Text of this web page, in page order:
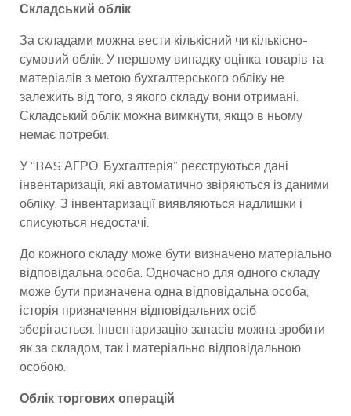
Складський облік
За складами можна вести кількісний чи кількісно-
сумовий облік. У першому випадку оцінка товарів та
матеріалів з метою бухгалтерського обліку не
залежить від того, з якого складу вони отримані.
Складський облік можна вимкнути, якщо в ньому
немає потреби.
У “BAS АГРО. Бухгалтерія” реєструються дані
інвентаризації, які автоматично звіряються із даними
обліку. З інвентаризації виявляються надлишки і
списуються недостачі.
До кожного складу може бути визначено матеріально
відповідальна особа. Одночасно для одного складу
може бути призначена одна відповідальна особа;
історія призначення відповідальних осіб
зберігається. Інвентаризацію запасів можна зробити
як за складом, так і матеріально відповідальною
особою.
Облік торгових операцій